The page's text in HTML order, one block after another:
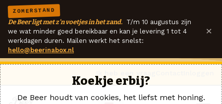
ZOMERSTAND
De Beer ligt met z'n voetjes in het zand. T/m 10 augustus zijn
we wat minder goed bereikbaar en kan je levering 1 tot 4
werkdagen duren. Mailen werkt het snelst:
hello@beerinabox.nl
×
Koekje erbij?
De Beer houdt van cookies, het liefst met honing.